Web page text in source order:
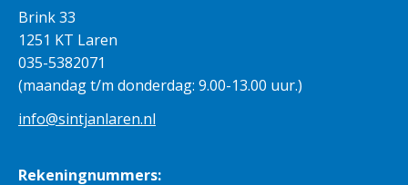
Brink 33
1251 KT Laren
035-5382071
(maandag t/m donderdag: 9.00-13.00 uur.)
info@sintjanlaren.nl
Rekeningnummers: